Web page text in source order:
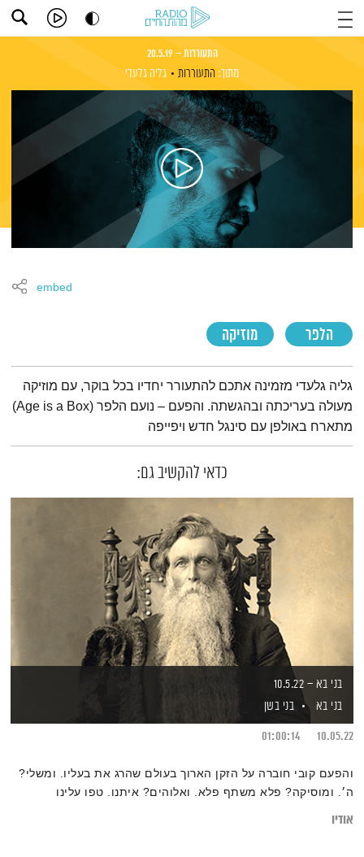
התעוררות – 20.5.19
מתוך: התעוררות גליה גלעדי
הלפר מוזיקה
embed
תמצית הפודקאסט
גליה גלעדי מזמינה אתכם להתעורר יחדיו בכל בוקר, עם מוזיקה
מעולה בעריכתה ובהגשתה. והפעם – נועם הלפר (Age is a Box)
מתארח באולפן עם סינגל חדש ויפייפה
כדאי להקשיב גם:
בני בא – 10.5.22
בני בא
בני בשן
10.05.22
01:00:14
והפעם קובי חוברה על הזקן הארוך בעולם שהרג את בעליו. ומשלי?
ה׳. ומוסיקה? פלא משתף פלא. ואלוהים? איתנו. טפו עלינו
אודיו